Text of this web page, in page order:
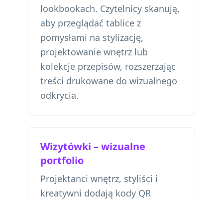
lookbookach. Czytelnicy skanują,
aby przeglądać tablice z
pomysłami na stylizację,
projektowanie wnętrz lub
kolekcje przepisów, rozszerzając
treści drukowane do wizualnego
odkrycia.
Wizytówki – wizualne
portfolio
Projektanci wnętrz, styliści i
kreatywni dodają kody QR